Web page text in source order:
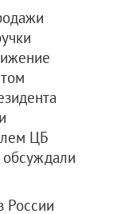
ЦБ
России